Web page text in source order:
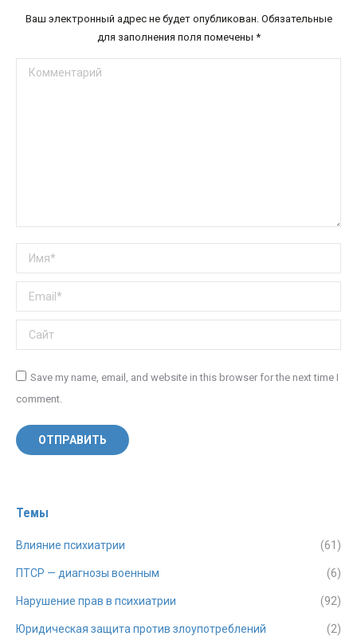
Ваш электронный адрес не будет опубликован. Обязательные
для заполнения поля помечены *
Комментарий
Имя *
Email *
Сайт
Save my name, email, and website in this browser for the next time I
comment.
ОТПРАВИТЬ
Темы
Влияние психиатрии (61)
ПТСР — диагнозы военным (6)
Нарушение прав в психиатрии (92)
Юридическая защита против злоупотреблений (2)